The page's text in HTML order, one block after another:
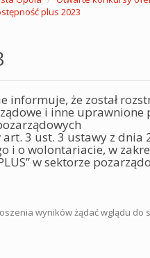
plus 2023
informuje, że został
i inne
3 ust. 3 ustawy z dnia
i o wolontariacie, w
w sektorze
wyników żądać wglądu do